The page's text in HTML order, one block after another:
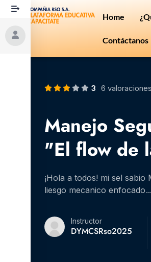
contenido
Home
Contáctanos
3 6 valoraciones
Manejo
"El flow de
¡Hola a todos! mi sel
liesgo mecanico enfocado...
Instructor
DYMCSRso2025